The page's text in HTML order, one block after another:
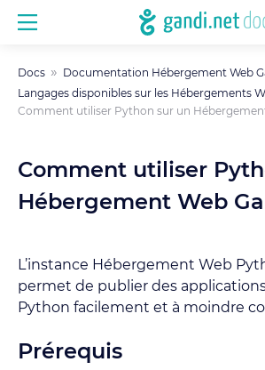
Docs
Documentation Hébergement Web
Langages disponibles sur les Hébergements
Comment utiliser Python sur un
Comment utiliser
Hébergement Web
L’instance Hébergement Web
permet de publier des
Python facilement et à moindre
Prérequis